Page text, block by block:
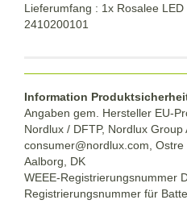
Lieferumfang : 1x Rosalee LED
2410200101
Information
Angaben gem. Hersteller EU-
Nordlux / DFTP, Nordlux Group
consumer@nordlux.com,
Aalborg, DK
WEEE-Registrierungsnummer
Registrierungsnummer für